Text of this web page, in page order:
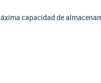
capacidad de